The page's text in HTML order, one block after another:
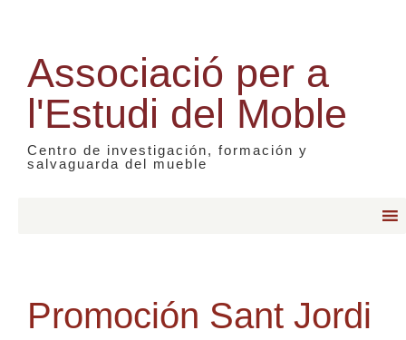
Associació per a
l'Estudi del Moble
Centro de investigación, formación y
salvaguarda del mueble
Promoción Sant Jordi